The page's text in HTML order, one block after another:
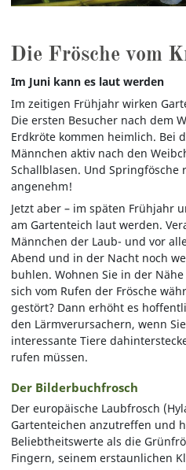
Die Frösche vom
Im Juni kann es laut werden
Im zeitigen Frühjahr wirken
Die ersten Besucher nach dem
Erdkröte kommen heimlich. Bei
Männchen aktiv nach den
Schallblasen. Und Springfösche
angenehm!
Jetzt aber – im späten Frühjahr
am Gartenteich laut werden.
Männchen der Laub- und vor
Abend und in der Nacht noch
buhlen. Wohnen Sie in der
sich vom Rufen der Frösche
gestört? Dann erhöht es
den Lärmverursachern, wenn
interessante Tiere
rufen müssen.
Der Bilderbuchfrosch
Der europäische Laubfrosch
Gartenteichen anzutreffen und
Beliebtheitswerte als die
Fingern, seinem erstaunlichen